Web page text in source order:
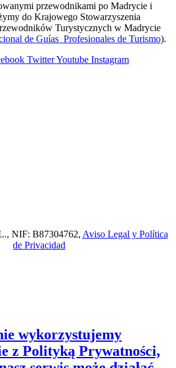
przewodnikami po Madrycie i
do Krajowego Stowarzyszenia
Turystycznych w Madrycie
de Guías Profesionales de Turismo).
TwitterYoutube Instagram
NIF: B87304762, Aviso Legal y Política
de Privacidad
wykorzystujemy
z Polityką Prywatności,